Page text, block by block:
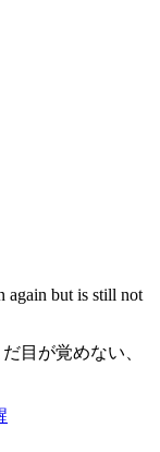
again but is still not
目が覚めない、